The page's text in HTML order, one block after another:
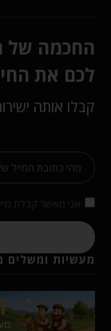
החכמה של
לכם את
קבלו אותה
מעשיות ומשלים